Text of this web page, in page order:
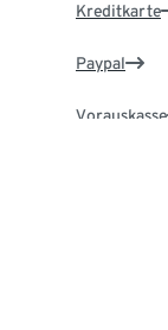
Kreditkarte
Paypal
Vorauskasse